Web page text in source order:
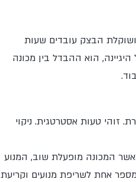
הבצק עובדים שעות
הוא ההבדל בין מכונה
זוהי טעות אסטרטגית. ניקוי
המכונה מופעלת שוב, המנוע
אחת לשריפת מנועים וקריעת